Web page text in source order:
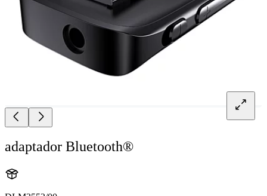
adaptador Bluetooth®